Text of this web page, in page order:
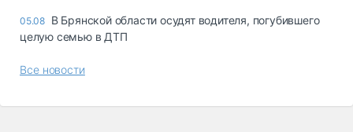
05.08 В Брянской области осудят водителя, погубившего
целую семью в ДТП
Все новости